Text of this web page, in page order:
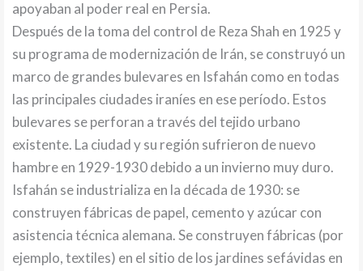
apoyaban al poder real en Persia.
Después de la toma del control de Reza Shah en 1925 y
su programa de modernización de Irán, se construyó un
marco de grandes bulevares en Isfahán como en todas
las principales ciudades iraníes en ese período. Estos
bulevares se perforan a través del tejido urbano
existente. La ciudad y su región sufrieron de nuevo
hambre en 1929-1930 debido a un invierno muy duro.
Isfahán se industrializa en la década de 1930: se
construyen fábricas de papel, cemento y azúcar con
asistencia técnica alemana. Se construyen fábricas (por
ejemplo, textiles) en el sitio de los jardines sefávidas en